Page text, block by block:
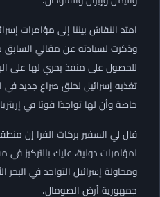
امتد النقاش بيننا إلى مؤامرات
وذكرت لسيادته عن مقالي السابق
للحصول على منفذ بحري لها على
تغذيه إسرائيل لخلق صراع جديد في
خاصة وأن لها تواجدًا قويًا في
قال لي السفير بركات الفرا إن
لمؤامرات دولية، عليك بالتركيز
ومحاولة إسرائيل التواجد في البحر
جمهورية أرض الصومال.